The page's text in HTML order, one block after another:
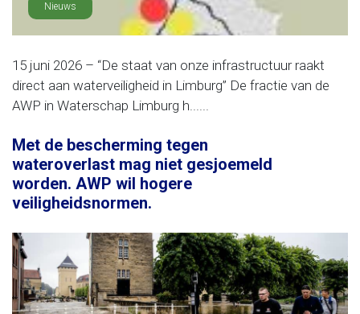
Nieuws
15 juni 2026 – “De staat van onze infrastructuur raakt
direct aan waterveiligheid in Limburg” De fractie van de
AWP in Waterschap Limburg h......
Met de bescherming tegen
wateroverlast mag niet gesjoemeld
worden. AWP wil hogere
veiligheidsnormen.